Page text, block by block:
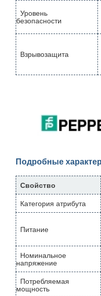
Уровень
безопасности
Взрывозащита
Подробные
Свойство
Категория атрибута
Питание
Номинальное
напряжение
Потребляемая
мощность